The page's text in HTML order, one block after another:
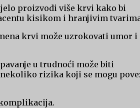
proizvodi više krvi kako bi
kisikom i hranjivim
krvi može uzrokovati umor i
u trudnoći može biti
rizika koji se mogu